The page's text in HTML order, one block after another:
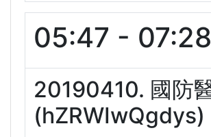
05:47 - 07:28
20190410. 國防
(hZRWIwQgdys)